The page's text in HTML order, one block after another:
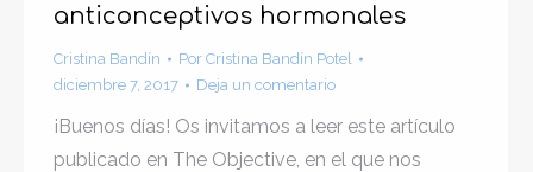
anticonceptivos hormonales
Cristina Bandín Por Cristina Bandín Potel
diciembre 7, 2017
Deja un comentario
¡Buenos días! Os invitamos a leer este artículo
publicado en The Objective, en el que nos